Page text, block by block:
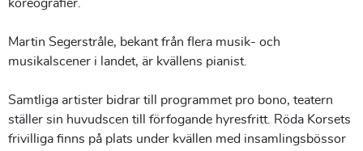
koreografier.
Martin Segerstråle, bekant från flera musik- och
musikalscener i landet, är kvällens pianist.
Samtliga artister bidrar till programmet pro bono, teatern
ställer sin huvudscen till förfogande hyresfritt. Röda Korsets
frivilliga finns på plats under kvällen med insamlingsbössor